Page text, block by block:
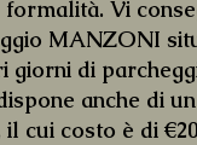
Vi
MANZONI
di
anche di
cui costo è di